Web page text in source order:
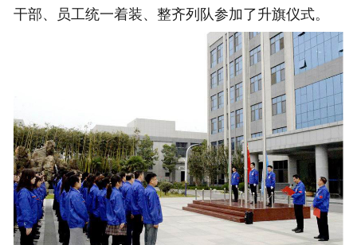
干部、员工统一着装、整齐列队参加了升旗仪式。